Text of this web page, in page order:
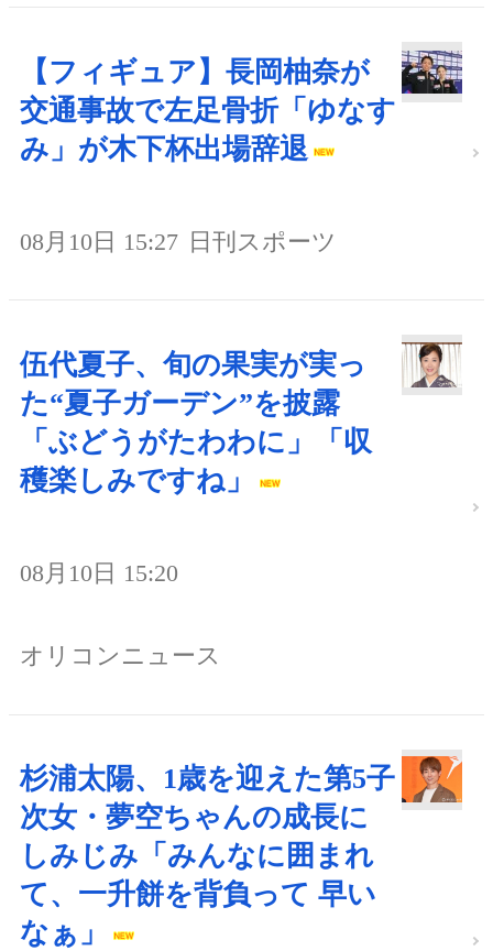
【フィギュア】長岡柚奈が
交通事故で左足骨折「ゆなす
み」が木下杯出場辞退
08月10日 15:27 日刊スポーツ
伍代夏子、旬の果実が実っ
た“夏子ガーデン”を披露
「ぶどうがたわわに」「収
穫楽しみですね」
08月10日 15:20
オリコンニュース
杉浦太陽、1歳を迎えた第5子
次女・夢空ちゃんの成長に
しみじみ「みんなに囲まれ
て、一升餅を背負って 早い
なぁ」